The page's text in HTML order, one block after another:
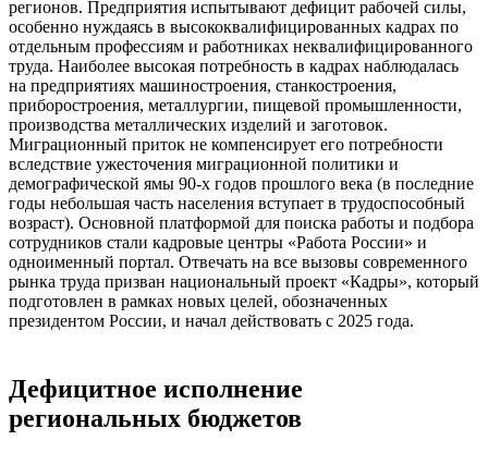
регионов. Предприятия испытывают дефицит рабочей силы,
особенно нуждаясь в высококвалифицированных кадрах по
отдельным профессиям и работниках неквалифицированного
труда. Наиболее высокая потребность в кадрах наблюдалась
на предприятиях машиностроения, станкостроения,
приборостроения, металлургии, пищевой промышленности,
производства металлических изделий и заготовок.
Миграционный приток не компенсирует его потребности
вследствие ужесточения миграционной политики и
демографической ямы 90-х годов прошлого века (в последние
годы небольшая часть населения вступает в трудоспособный
возраст). Основной платформой для поиска работы и подбора
сотрудников стали кадровые центры «Работа России» и
одноименный портал. Отвечать на все вызовы современного
рынка труда призван национальный проект «Кадры», который
подготовлен в рамках новых целей, обозначенных
президентом России, и начал действовать с 2025 года.
Дефицитное исполнение
региональных бюджетов